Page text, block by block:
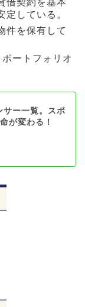
借契約を基本
定している。
件を保有して
ートフォリオ
ー一覧。スポ
が変わる！